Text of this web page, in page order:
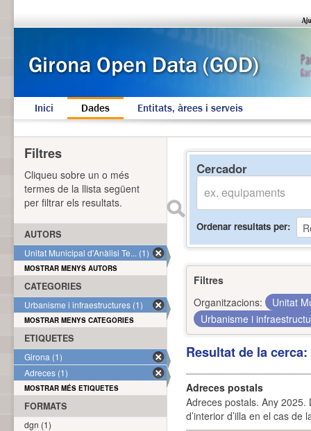
Inici Dades Entitats, àrees i serveis
Cercador
Ordenar resultats per
Filtres
Organitzacions:
Unitat
Urbanisme i
Resultat de la
Adreces postals
Adreces postals. Any 2025.
d’interior d’illa en el cas
Filtres
Cliqueu sobre un o més
termes de la llista següent
per filtrar els resultats.
AUTORS
Unitat Municipal d'Anàlisi Te... (1)
MOSTRAR MENYS AUTORS
CATEGORIES
Urbanisme i infraestructures (1)
MOSTRAR MENYS CATEGORIES
ETIQUETES
Girona (1)
Adreces (1)
MOSTRAR MÉS ETIQUETES
FORMATS
dgn (1)